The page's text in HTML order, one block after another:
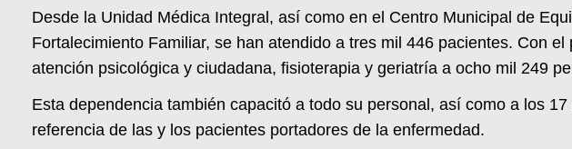
Desde la Unidad Médica Integral, así como en el Centro Municipal de
Fortalecimiento Familiar, se han atendido a tres mil 446 pacientes. Con
atención psicológica y ciudadana, fisioterapia y geriatría a ocho mil 249
Esta dependencia también capacitó a todo su personal, así como a los
referencia de las y los pacientes portadores de la enfermedad.